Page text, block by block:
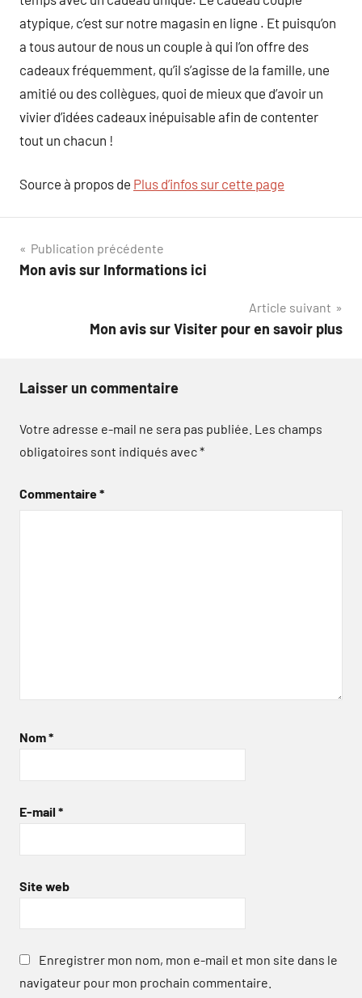
atypique, c’est sur notre magasin en ligne . Et puisqu’on
a tous autour de nous un couple à qui l’on offre des
cadeaux fréquemment, qu’il s’agisse de la famille, une
amitié ou des collègues, quoi de mieux que d’avoir un
vivier d’idées cadeaux inépuisable afin de contenter
tout un chacun !
Source à propos de Plus d’infos sur cette page
Navigation
de
Publication précédente
Mon avis sur Informations ici
Article suivant
Mon avis sur Visiter pour en savoir plus
Laisser un commentaire
Votre adresse e-mail ne sera pas publiée. Les champs
obligatoires sont indiqués avec*
Commentaire*
Nom*
E-mail *
Site web
Enregistrer mon nom, mon e-mail et mon site dans le
navigateur pour mon prochain commentaire.